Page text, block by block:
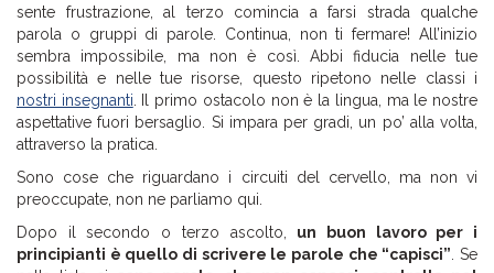
sente frustrazione, al terzo comincia a farsi strada qualche
parola o gruppi di parole. Continua, non ti fermare! All’inizio
sembra impossibile, ma non è così. Abbi fiducia nelle tue
possibilità e nelle tue risorse, questo ripetono nelle classi i
nostri insegnanti . Il primo ostacolo non è la lingua, ma le nostre
aspettative fuori bersaglio. Si impara per gradi, un po’ alla volta,
attraverso la pratica.
Sono cose che riguardano i circuiti del cervello, ma non vi
preoccupate, non ne parliamo qui.
Dopo il secondo o terzo ascolto, un buon lavoro per i
principianti è quello di scrivere le parole che “capisci” . Se